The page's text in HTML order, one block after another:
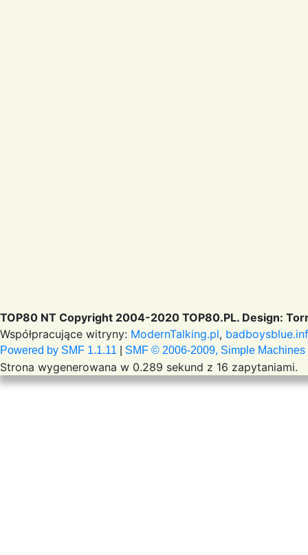
TOP80 NT Copyright 2004-2020 TOP80.PL. Design:
Współpracujące witryny: ModernTalking.pl,
Powered by SMF 1.1.11 SMF © 2006-2009, Simple Machines
Strona wygenerowana w 0.289 sekund z 16 zapytaniami.